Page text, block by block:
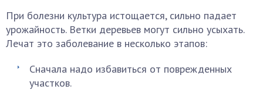
При болезни культура истощается, сильно падает
урожайность. Ветки деревьев могут сильно усыхать.
Лечат это заболевание в несколько этапов:
Сначала надо избавиться от поврежденных
участков.